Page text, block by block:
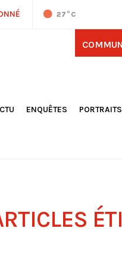
27 °C
ENQUÊTES PORTRAITS